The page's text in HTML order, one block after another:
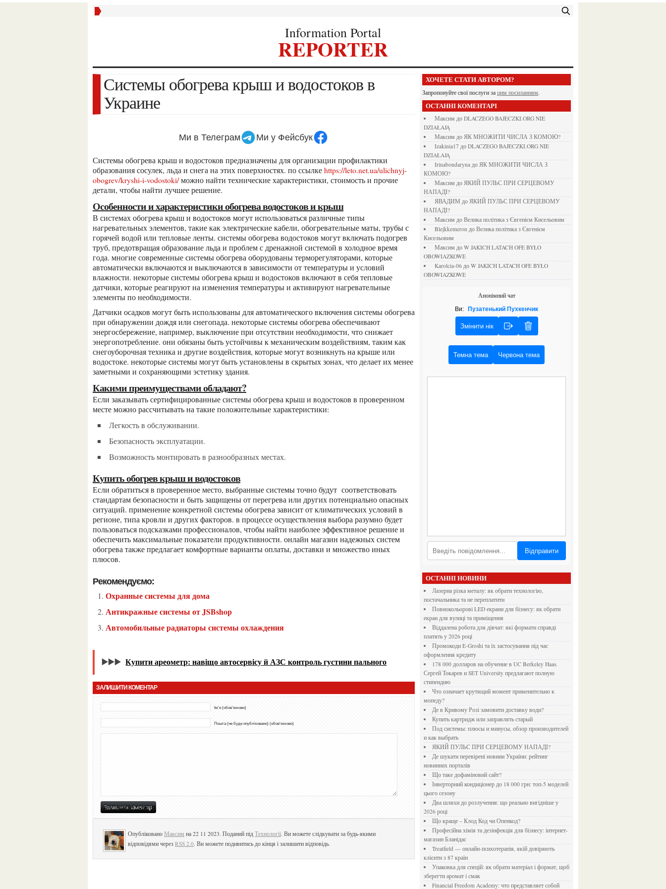
Information Portal
REPORTER
Системы обогрева крыш и водостоков в
Украине
Ми в Телеграм Ми у Фейсбук
системы обогрева крыш и водостоков предназначены для организации профилактики
образования сосулек, льда и снега на этих поверхностях. по ссылкеhttps://leto.net.ua/ulichnyj-
obogrev/kryshi-i-vodostoki/можно найти технические характеристики, стоимость и прочие
детали, чтобы найти лучшее решение.
особенности и характеристики обогрева водостоков и крыш
в системах обогрева крыш и водостоков могут использоваться различные типы
нагревательных элементов, такие как электрические кабели, обогревательные маты, трубы с
горячей водой или тепловые ленты. системы обогрева водостоков могут включать подогрев
труб, предотвращая образование льда и проблем с дренажной системой в холодное время
года. многие современные системы обогрева оборудованы терморегуляторами, которые
автоматически включаются и выключаются в зависимости от температуры и условий
влажности. некоторые системы обогрева крыш и водостоков включают в себя тепловые
датчики, которые реагируют на изменения температуры и активируют нагревательные
элементы по необходимости.
датчики осадков могут быть использованы для автоматического включения системы обогрева
при обнаружении дождя или снегопада. некоторые системы обогрева обеспечивают
энергосбережение, например, выключение при отсутствии необходимости, что снижает
энергопотребление. они обязаны быть устойчивы к механическим воздействиям, таким как
снегоуборочная техника и другие воздействия, которые могут возникнуть на крыше или
водостоке. некоторые системы могут быть установлены в скрытых зонах, что делает их менее
заметными и сохраняющими эстетику здания.
какими преимуществами обладают?
если заказывать сертифицированные системы обогрева крыш и водостоков в проверенном
месте можно рассчитывать на такие положительные характеристики:
легкость в обслуживании.
безопасность эксплуатации.
возможность монтировать в разнообразных местах.
купить обогрев крыш и водостоков
если обратиться в проверенное место, выбранные системы точно будут соответствовать
стандартам безопасности и быть защищены от перегрева или других потенциально опасных
ситуаций. применение конкретной системы обогрева зависит от климатических условий в
регионе, типа кровли и других факторов. в процессе осуществления выбора разумно будет
пользоваться подсказками профессионалов, чтобы найти наиболее эффективное решение и
обеспечить максимальные показатели продуктивности. онлайн магазин надежных систем
обогрева также предлагает комфортные варианты оплаты, доставки и множество иных
плюсов.
Рекомендуємо:
Охранные системы для дома
Антикражные системы от JSBshop
Автомобильные радиаторы системы охлаждения
▶️▶️▶️ Купити ареометр: навіщо автосервісу й АЗС контроль густини пального
ЗАЛИШИТИ КОМЕНТАР
Ім'я (обов'язково)
Пошта (не буде опубліковано) (обов'язково)
Опубліковано Максим на 22 11 2023. Поданий під Технології. Ви можете слідкувати за будь-якими
відповідями через RSS 2.0. Ви можете подивитись до кінця і залишити відповідь.
ХОЧЕТЕ СТАТИ АВТОРОМ?
Запропонуйте свої послуги за цим посиланням.
ОСТАННІ КОМЕНТАРІ
Максим до DLACZEGO BAJECZKI.ORG NIE
DZIAŁAJĄ
Максим до ЯК МНОЖИТИ ЧИСЛА З КОМОЮ?
izakinia17 до DLACZEGO BAJECZKI.ORG NIE
DZIAŁAJĄ
irinabondarynaдо ЯК МНОЖИТИ ЧИСЛА З
КОМОЮ?
Максим до ЯКИЙ ПУЛЬС ПРИ СЕРЦЕВОМУ
НАПАДІ?
ЯВАДИМ до ЯКИЙ ПУЛЬС ПРИ СЕРЦЕВОМУ
НАПАДІ?
Максим до Велика політика з Євгенієм Кисельовим
blejkkemeronдо Велика політика з Євгенієм
Кисельовим
Максим до W JAKICH LATACH OFE BYŁO
OBOWIAZKOWE
karolcia-06до W JAKICH LATACH OFE BYŁO
OBOWIAZKOWE
Анонімний чат
Ви: Пузатенький Пухкенчик
Змінити нік
Темна тема Червона тема
Відправити
ОСТАННІ НОВИНИ
Лазерна різка металу: як обрати технологію,
постачальника та не переплатити
Повнокольорові LED екрани для бізнесу: як обрати
екран для вулиці та приміщення
Віддалена робота для дівчат: які формати справді
платять у 2026 році
Промокоди E-Groshi та їх застосування під час
оформлення кредиту
178 000 долларов на обучение в UC Berkeley Haas.
Сергей Токарев и SET University предлагают полную
стипендию
Что означает крутящий момент применительно к
мопеду?
Де в Кривому Розі замовити доставку води?
Купить картридж или заправлять старый
Под системы: плюсы и минусы, обзор производителей
и как выбрать
ЯКИЙ ПУЛЬС ПРИ СЕРЦЕВОМУ НАПАДІ?
Де шукати перевірені новини України: рейтинг
новинних порталів
Що таке дофаміновий сайт?
Інверторний кондиціонер до 18 000 грн: топ-5 моделей
цього сезону
Два шляхи до розлучення: що реально вигідніше у
2026 році
Що краще – Клод Код чи Опенкод?
Професійна хімія та дезінфекція для бізнесу: інтернет-
магазин Бланідас
Treatfield — онлайн-психотерапія, якій довіряють
клієнти з 87 країн
Упаковка для спецій: як обрати матеріал і формат, щоб
зберегти аромат і смак
Financial Freedom Academy: что представляет собой